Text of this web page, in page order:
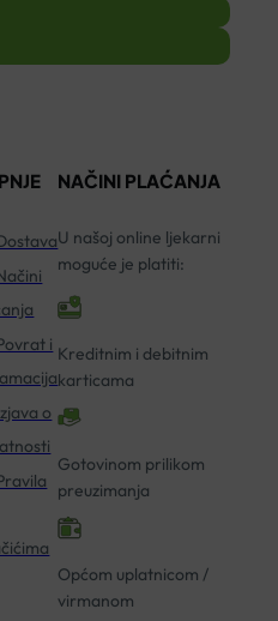
i
o
NAČINI PLAĆANJA
U našoj online ljekarni
moguće je platiti:
Kreditnim i debitnim
karticama
Gotovinom prilikom
preuzimanja
Općom uplatnicom /
virmanom